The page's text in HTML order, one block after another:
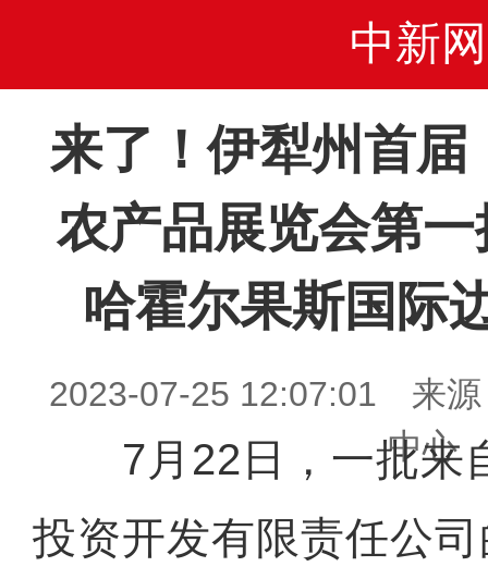
中新网
来了！伊犁州首
农产品展览会第
哈霍尔果斯国际
2023-07-25 12:07:01 来源
中心
7月22日，一批来
投资开发有限责任公